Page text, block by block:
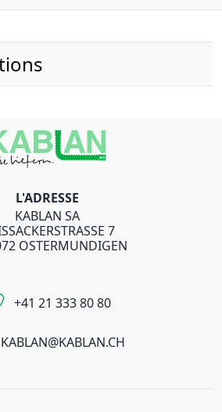
L'ADRESSE
KABLAN SA
7
OSTERMUNDIGEN
+41 21 333 80 80
KABLAN@KABLAN.CH